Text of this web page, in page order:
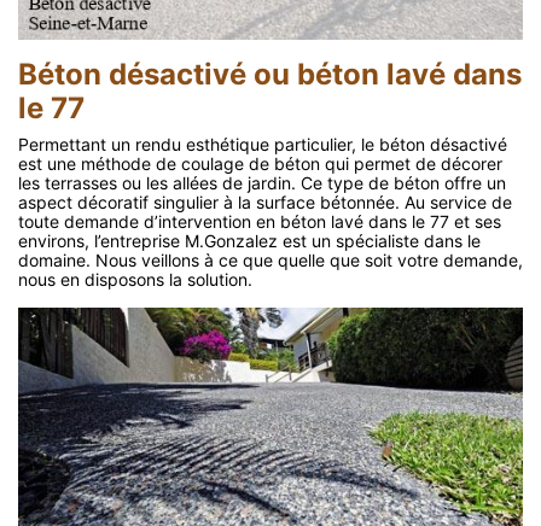
Béton désactivé ou béton lavé dans
le 77
Permettant un rendu esthétique particulier, le béton désactivé
est une méthode de coulage de béton qui permet de décorer
les terrasses ou les allées de jardin. Ce type de béton offre un
aspect décoratif singulier à la surface bétonnée. Au service de
toute demande d’intervention en béton lavé dans le 77 et ses
environs, l’entreprise M.Gonzalez est un spécialiste dans le
domaine. Nous veillons à ce que quelle que soit votre demande,
nous en disposons la solution.